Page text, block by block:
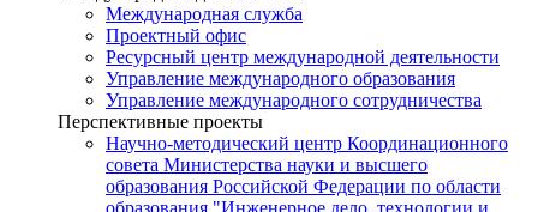
Международная служба
Проектный офис
Ресурсный центр международной деятельности
Управление международного образования
Управление международного сотрудничества
Перспективные проекты
Научно-методический центр Координационного
совета Министерства науки и высшего
образования Российской Федерации по области
образования "Инженерное дело, технологии и